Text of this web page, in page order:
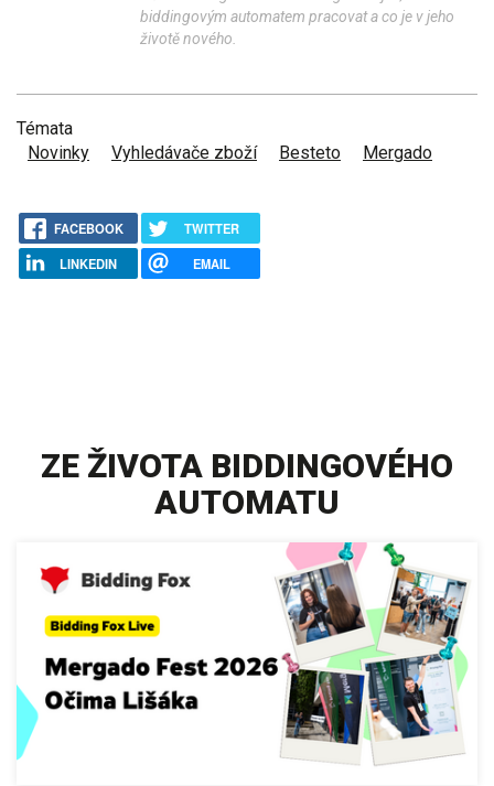
biddingovým automatem pracovat a co je v jeho
životě nového.
Témata
Novinky
Vyhledávače zboží Besteto Mergado
FACEBOOK
TWITTER
LINKEDIN
EMAIL
ZE ŽIVOTA BIDDINGOVÉHO
AUTOMATU